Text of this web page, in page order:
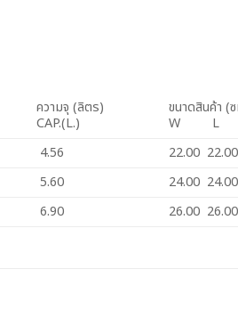
ความจุ (ลิตร)
CAP.(L.)
ขนาดสินค้า (
W L
4.56 22.00
5.60 24.00
6.90 26.00